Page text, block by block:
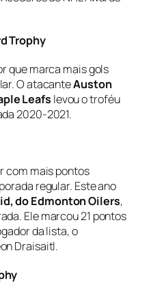
Trophy
que marca mais gols
O atacanteAuston
Leafs levou o troféu
2020-2021.
com mais pontos
regular. Este ano
do Edmonton Oilers,
Ele marcou 21 pontos
da lista, o
Draisaitl.